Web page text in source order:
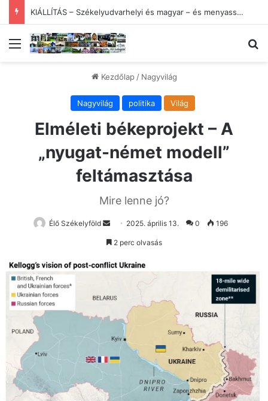
Megjelent a VÁRAD augusztusi száma
Menü
Kezdőlap / Nagyvilág
Nagyvilág politika Világ
Elméleti békeprojekt – A
„nyugat-német modell”
feltámasztása
Mire lenne jó?
Élő Székelyföld
Send
an
2025. április 13. 0 196
2 perc olvasás